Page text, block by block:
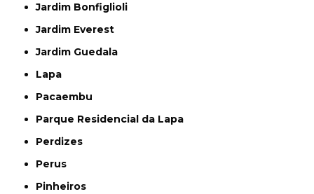
Jardim Bonfiglioli
Jardim Everest
Jardim Guedala
Lapa
Pacaembu
Parque Residencial da Lapa
Perdizes
Perus
Pinheiros